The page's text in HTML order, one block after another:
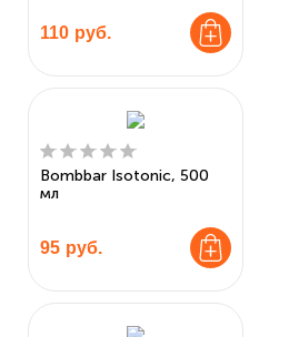
110 руб.
Bombbar Isotonic, 500
мл
95 руб.